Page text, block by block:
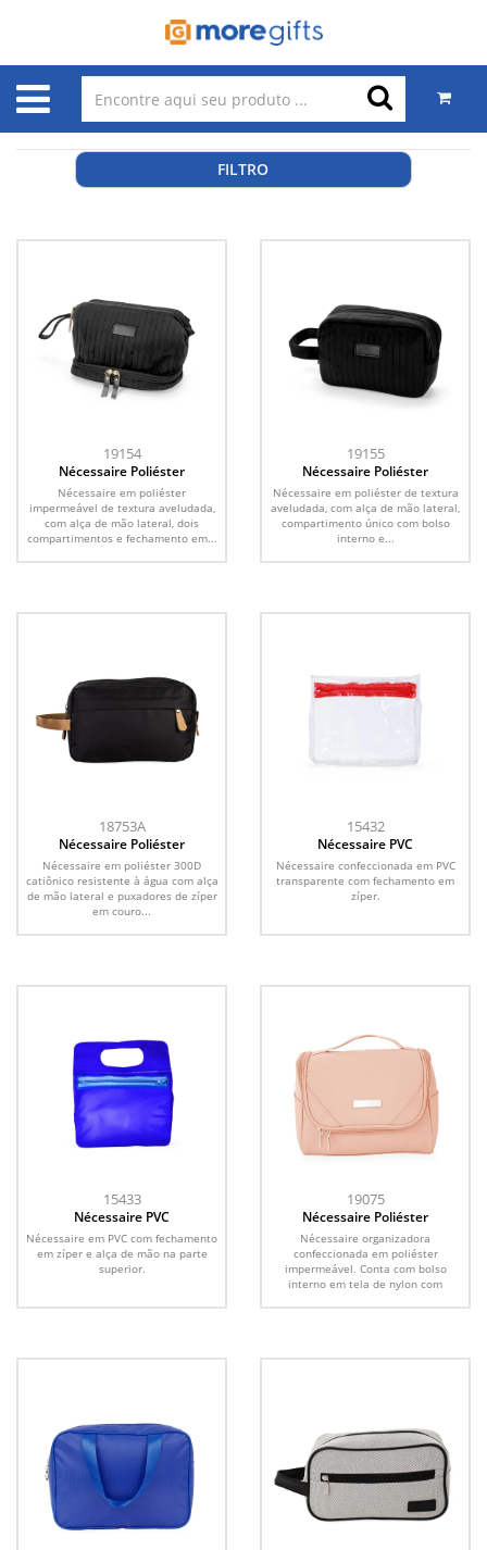
FILTRO
19154
Nécessaire Poliéster
Nécessaire em poliéster
impermeável de textura aveludada,
com alça de mão lateral, dois
compartimentos e fechamento em...
19155
Nécessaire Poliéster
Nécessaire em poliéster de textura
aveludada, com alça de mão lateral,
compartimento único com bolso
interno e...
18753A
Nécessaire Poliéster
Nécessaire em poliéster 300D
catiônico resistente à água com alça
de mão lateral e puxadores de zíper
em couro...
15432
Nécessaire PVC
Nécessaire confeccionada em PVC
transparente com fechamento em
zíper.
15433
Nécessaire PVC
Nécessaire em PVC com fechamento
em zíper e alça de mão na parte
superior.
19075
Nécessaire Poliéster
Nécessaire organizadora
confeccionada em poliéster
impermeável. Conta com bolso
interno em tela de nylon com